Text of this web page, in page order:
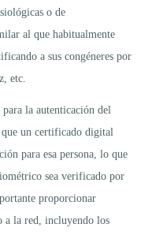
o de
al que habitualmente
a sus congéneres por
etc.
la autenticación del
un certificado digital
para esa persona, lo que
sea verificado por
proporcionar
a la red, incluyendo los